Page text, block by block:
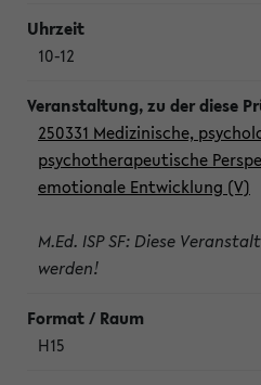
10-12
250331 Medizinische,
psychotherapeutische
emotionale Entwicklung (V)
M.Ed. ISP SF: Diese
werden!
H15